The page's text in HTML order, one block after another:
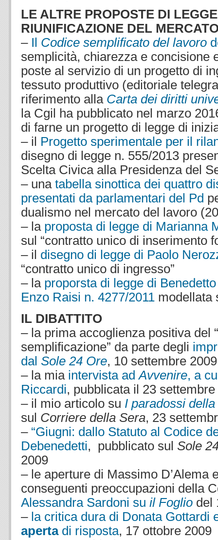
LE ALTRE PROPOSTE DI
RIUNIFICAZIONE DEL
– Il Codice semplificato del lavoro
semplicità, chiarezza e concisione
poste al servizio di un progetto di
tessuto produttivo (editoriale
riferimento alla Carta dei diritti
la Cgil ha pubblicato nel marzo
di farne un progetto di legge di
– il
Progetto sperimentale per il
disegno di legge n. 555/2013
Scelta Civica alla Presidenza del
– una tabella sinottica dei quattro
presentati da parlamentari del Pd
dualismo nel mercato del lavoro
– la proposta di legge di Marianna
sul “contratto unico di inserimento
– il disegno di legge di Paolo
“contratto unico di ingresso”
– la proporsta di legge di
Enzo Raisi n. 4277/2011 modellata
IL DIBATTITO
– la prima accoglienza positiva del
semplificazione” da parte degli
dal Sole 24 Ore, 10 settembre 2009
– la mia intervista adAvvenire, a
Riccardi, pubblicata il 23 settembre
– il mio articolo su I paradossi
sul Corriere della Sera, 23
– “Giugni: dallo Statuto al Codice
Debenedetti, pubblicato sul Sole
2009
– le aperture di Massimo D’Alema
conseguenti preoccupazioni della
Alessandra Sardoni su il Foglio del
– la critica dura di Donata Gottardi
apertadi risposta, 17 ottobre 2009